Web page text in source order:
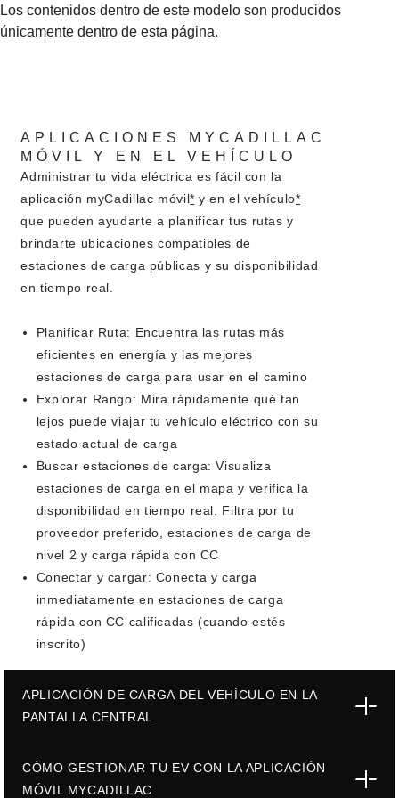
Los contenidos dentro de este modelo son producidos
únicamente dentro de esta página.
APLICACIONES MYCADILLAC
MÓVIL Y EN EL VEHÍCULO
Administrar tu vida eléctrica es fácil con la
aplicación myCadillac móvil* y en el vehículo*
que pueden ayudarte a planificar tus rutas y
brindarte ubicaciones compatibles de
estaciones de carga públicas y su disponibilidad
en tiempo real.
Planificar Ruta: Encuentra las rutas más
eficientes en energía y las mejores
estaciones de carga para usar en el camino
Explorar Rango: Mira rápidamente qué tan
lejos puede viajar tu vehículo eléctrico con su
estado actual de carga
Buscar estaciones de carga: Visualiza
estaciones de carga en el mapa y verifica la
disponibilidad en tiempo real. Filtra por tu
proveedor preferido, estaciones de carga de
nivel 2 y carga rápida con CC
Conectar y cargar: Conecta y carga
inmediatamente en estaciones de carga
rápida con CC calificadas (cuando estés
inscrito)
APLICACIÓN DE CARGA DEL VEHÍCULO EN LA
PANTALLA CENTRAL
CÓMO GESTIONAR TU EV CON LA APLICACIÓN
MÓVIL MYCADILLAC